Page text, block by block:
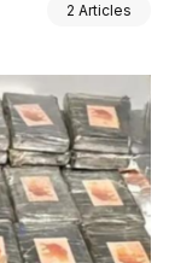
2 Articles